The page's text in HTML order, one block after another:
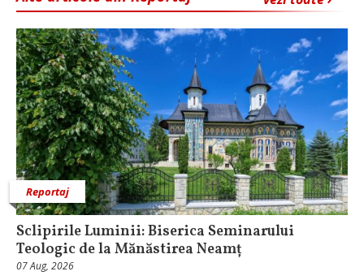
Reportaj
Sclipirile Luminii: Biserica Seminarului
Teologic de la Mănăstirea Neamț
07 Aug, 2026